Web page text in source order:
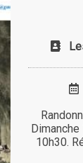
10h30.